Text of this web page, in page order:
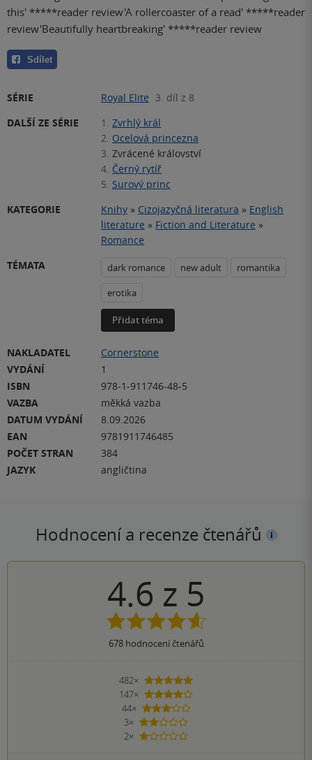
this' *****reader review'A rollercoaster of a read' *****reader
review'Beautifully heartbreaking' *****reader review
Sdílet
SÉRIE Royal Elite 3. díl z 8
DALŠÍ ZE SÉRIE
1. Zvrhlý král
2. Ocelová princezna
3. Zvrácené království
4. Černý rytíř
5. Surový princ
KATEGORIE
Knihy » Cizojazyčná literatura » English
literature » Fiction and Literature »
Romance
TÉMATA
dark romance new adult
romantika
erotika
Přidat téma
NAKLADATEL
Cornerstone
VYDÁNÍ
1
ISBN
978-1-911746-48-5
VAZBA
měkká vazba
DATUM VYDÁNÍ
8.09.2026
EAN
9781911746485
POČET STRAN
384
JAZYK
angličtina
Hodnocení a recenze čtenářů
4.6 z 5
678hodnocení čtenářů
482×
5 hvězdiček
147×
4 hvězdičky
44×
3 hvězdičky
3×
2 hvězdičky
2×
1 hvezdička